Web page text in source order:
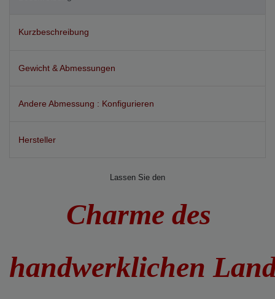
Kurzbeschreibung
Gewicht & Abmessungen
Andere Abmessung : Konfigurieren
Hersteller
Lassen Sie den
Charme des
handwerklichen